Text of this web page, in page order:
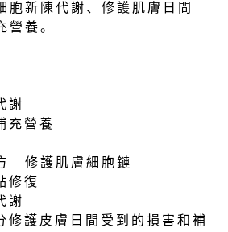
胞新陳代謝、修護肌膚日間
營養。
謝
充營養
修護肌膚細胞鏈
修復
謝
修護皮膚日間受到的損害和補